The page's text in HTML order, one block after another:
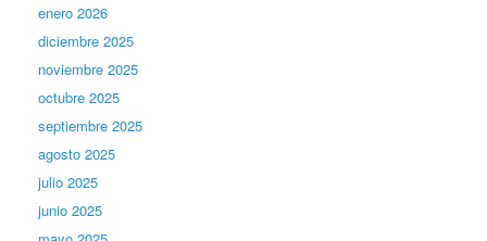
enero 2026
diciembre 2025
noviembre 2025
octubre 2025
septiembre 2025
agosto 2025
julio 2025
junio 2025